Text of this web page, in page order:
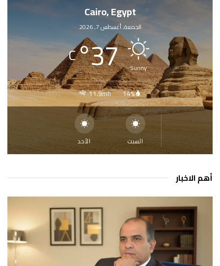
Cairo, Egypt
الجمعة, أغسطس 7, 2026
Sunny
37
°
C
14%
11.9mh
السبت الأحد
أهم الاخبار